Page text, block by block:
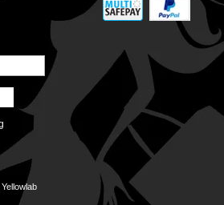
Yellowlab